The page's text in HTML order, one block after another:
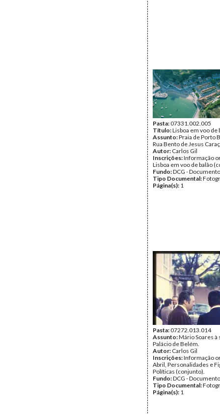
Pasta:07331.002.005
Título:Lisboa em voo de
Assunto:Praia de Porto
Rua Bento de Jesus
Autor: Carlos Gil
Inscrições:Informação
Lisboa em voo de balão
Fundo:DCG -
Tipo Documental:
Página(s): 1
Pasta:07272.013.014
Assunto:Mário Soares à
Palácio de Belém.
Autor: Carlos Gil
Inscrições:Informação
Abril, Personalidades e
Políticas (conjunto).
Fundo:DCG -
Tipo Documental:
Página(s): 1